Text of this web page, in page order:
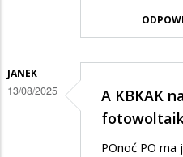
JANEK
13/08/2025
A KBKAK
POnoć PO